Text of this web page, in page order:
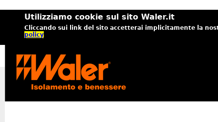
Utilizziamo cookie sul sito Waler.it
Cliccando sui link del sito accetterai implicitamente la
policy